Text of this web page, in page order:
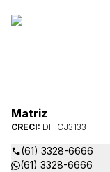
Matriz
CRECI: DF-CJ3133
(61) 3328-6666
(61) 3328-6666